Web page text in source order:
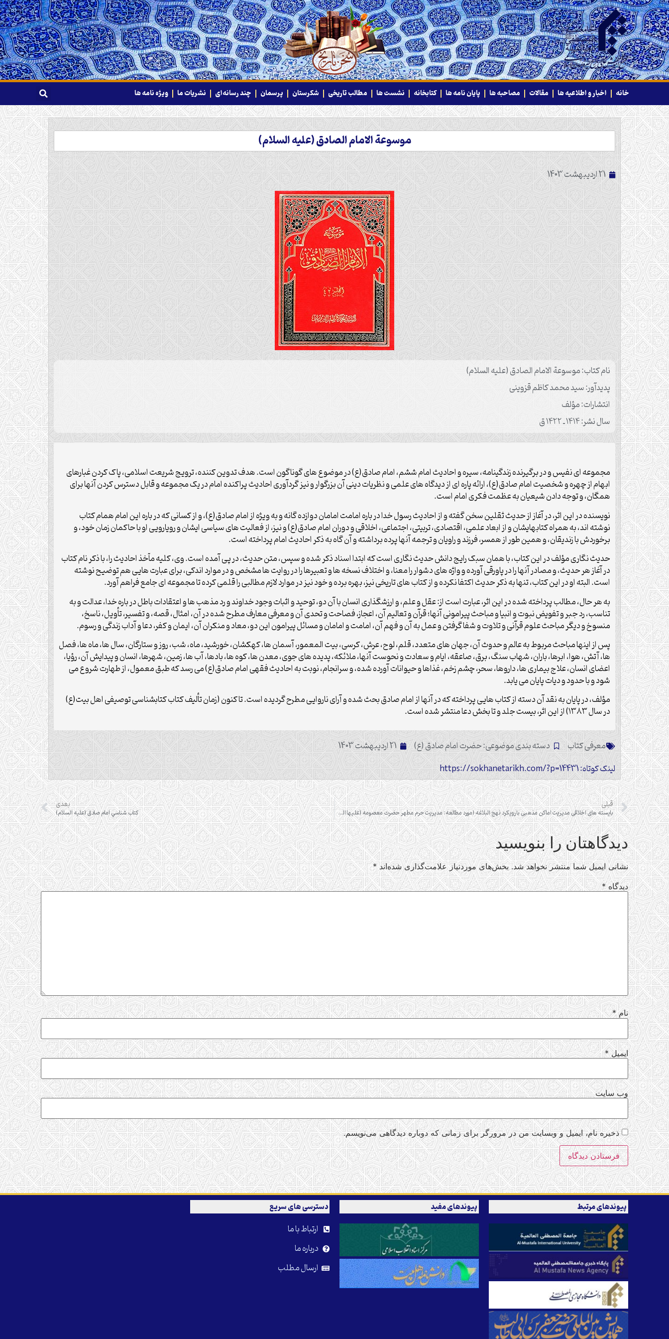
خانه اخبار و اطلاعیه ها مقالات مصاحبه ها پایان نامه ها کتابخانه نشست ها مطالب تاریخی شکرستان پرسمان چند رسانه‌ای نشریات ما ویژه نامه ها
موسوعة الامام الصادق (علیه السلام)
21 اردیبهشت 1403
نام کتاب: موسوعة الامام الصادق (علیه السلام)
پدیدآور: سید محمد کاظم قزوینی
انتشارات: مؤلف
سال نشر: ۱۴۱۴ ـ ۱۴۲۲ ق
مجموعه ای نفیس و در برگیرنده زندگینامه، سیره و احادیث امام ششم، امام صادق(ع) در موضوع های گوناگون است. هدف تدوین کننده، ترویج شریعت اسلامی، پاک کردن غبارهای
ابهام از چهره و شخصیت امام صادق(ع)، ارائه پاره ای از دیدگاه های علمی و نظریات دینی آن بزرگوار و نیز گردآوری احادیث پراکنده امام در یک مجموعه و قابل دسترس کردن آنها برای
همگان، و توجه دادن شیعیان به عظمت فکری امام است.
نویسنده در این اثر، در آغاز از حدیث ثقلین سخن گفته و از احادیث رسول خدا در باره امامت امامان دوازده گانه و به ویژه از امام صادق(ع)، و از کسانی که در باره این امام همام کتاب
نوشته اند، به همراه کتابهایشان و از ابعاد علمی، اقتصادی، تربیتی، اجتماعی، اخلاقی و دوران امام صادق(ع) و نیز، از فعالیت های سیاسی ایشان و رویارویی او با حاکمان زمان خود، و
برخوردش با زندیقان، و همین طور از همسر، فرزند و راویان و ترجمه آنها پرده برداشته و آن گاه به ذکر احادیث امام پرداخته است.
حدیث نگاری مؤلف در این کتاب، با همان سبک رایج دانش حدیث نگاری است که ابتدا اسناد ذکر شده و سپس، متن حدیث، در پی آمده است. وی، کلیه مآخذ احادیث را، با ذکر نام کتاب
در آغاز هر حدیث، و مصادر آنها را در پاورقی آورده و واژه های دشوار را معنا، و اختلاف نسخه ها و تعبیرها را در روایت ها مشخص و در موارد اندکی، برای عبارت هایی هم توضیح نوشته
است. البته او در این کتاب، تنها به ذکر حدیث اکتفا نکرده و از کتاب های تاریخی نیز، بهره برده و خود نیز در موارد لازم مطالبی را قلمی کرده تا مجموعه ای جامع فراهم آورد.
به هر حال، مطالب پرداخته شده در این اثر، عبارت است از: عقل و علم، و ارزشگذاری انسان با آن دو، توحید و اثبات وجود خداوند و رد مذهب ها و اعتقادات باطل در باره خدا، عدالت و به
تناسب، رد جبر و تفویض نبوت و انبیا و مباحث پیرامونی آنها؛ قرآن و تعالیم آن، اعجاز، فصاحت و تحدی آن و معرفی معارف مطرح شده در آن، امثال، قصه، و تفسیر، تأویل، ناسخ،
منسوخ و دیگر مباحث علوم قرآنی و تلاوت و شفا گرفتن و عمل به آن و فهم آن، امامت و امامان و مسائل پیرامون این دو، معاد و منکران آن، ایمان و کفر، دعا و آداب زندگی و رسوم.
پس از اینها مباحث مربوط به عالم و حدوث آن، جهان های متعدد، قلم، لوح، عرش، کرسی، بیت المعمور، آسمان ها، کهکشان، خورشید، ماه، شب، روز و ستارگان، سال ها، ماه ها، فصل
ها، آتش، هوا، ابرها، باران، شهاب سنگ، برق، صاعقه، ایام و سعادت و نحوست آنها، ملائکه، پدیده های جوی، معدن ها، کوه ها، بادها، آب ها، زمین، شهرها، انسان و پیدایش آن، رؤیا،
اعضای انسان، علاج بیماری ها، داروها، سحر، چشم زخم، غذاها و حیوانات آورده شده، و سرانجام، نوبت به احادیث فقهی امام صادق(ع) می رسد که طبق معمول، از طهارت شروع می
شود و با حدود و دیات پایان می یابد.
مؤلف، در پایان به نقد آن دسته از کتاب هایی پرداخته که در آنها از امام صادق بحث شده و آرای ناروایی مطرح گردیده است. تا کنون (زمان تألیف کتاب کتابشناسی توصیفی اهل بیت(ع)
در سال ۱۳۸۳) از این اثر، بیست جلد و تا بخش دعا منتشر شده است.
معرفی کتاب دسته بندی موضوعی:حضرت امام صادق (ع)
21 اردیبهشت 1403
لینک کوتاه: https://sokhanetarikh.com/?p=14431
قبلی
بایسته های اخلاقی مدیریت اماکن مذهبی با رویکرد نهج البلاغه (مورد مطالعه: مدیریت حرم مطهر حضرت معصومه (علیها السلام) )
بعدی
كتاب شناسي امام صادق (عليه السلام)
دیدگاهتان را بنویسید
نشانی ایمیل شما منتشر نخواهد شد. بخش‌های موردنیاز علامت‌گذاری شده‌اند*
دیدگاه*
نام*
ایمیل*
وب‌ سایت
ذخیره نام، ایمیل و وبسایت من در مرورگر برای زمانی که دوباره دیدگاهی می‌نویسم.
پیوندهای مرتبط پیوندهای مفید دسترسی های سریع
ارتباط با ما
درباره ما
ارسال مطلب